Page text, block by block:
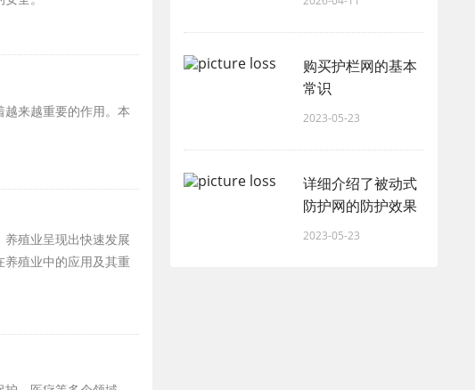
来越重要的作用。本
殖业呈现出快速发展
殖业中的应用及其重
购买护栏网的基本
常识
2023-05-23
详细介绍了被动式
防护网的防护效果
2023-05-23